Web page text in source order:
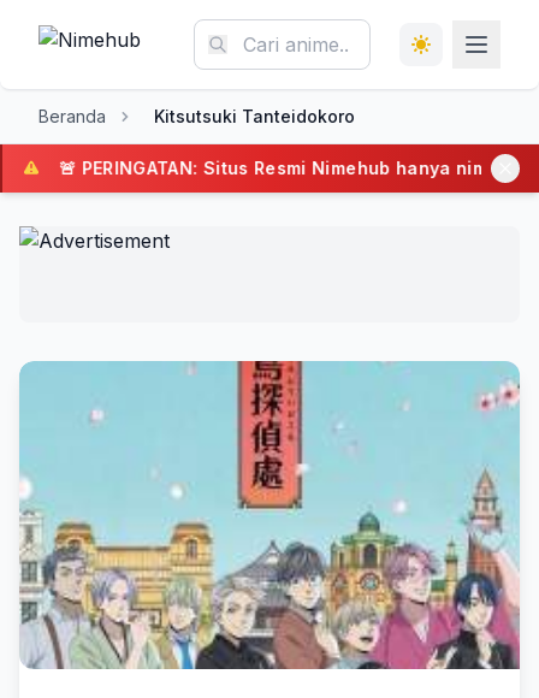
Beranda Kitsutsuki Tanteidokoro
🚨 PERINGATAN: Situs Resmi Nimehub hanya